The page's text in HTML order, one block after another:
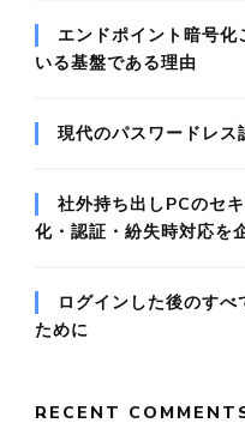
エンドポイント暗号
いる基盤である理由
現代のパスワードレス
社外持ち出しPCのセ
化・認証・紛失時対応を
ログインした後のす
ために
RECENT